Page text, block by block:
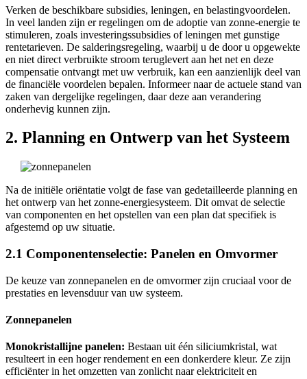
Verken de beschikbare subsidies, leningen, en belastingvoordelen.
In veel landen zijn er regelingen om de adoptie van zonne-energie te
stimuleren, zoals investeringssubsidies of leningen met gunstige
rentetarieven. De salderingsregeling, waarbij u de door u opgewekte
en niet direct verbruikte stroom teruglevert aan het net en deze
compensatie ontvangt met uw verbruik, kan een aanzienlijk deel van
de financiële voordelen bepalen. Informeer naar de actuele stand van
zaken van dergelijke regelingen, daar deze aan verandering
onderhevig kunnen zijn.
2. Planning en Ontwerp van het Systeem
Na de initiële oriëntatie volgt de fase van gedetailleerde planning en
het ontwerp van het zonne-energiesysteem. Dit omvat de selectie
van componenten en het opstellen van een plan dat specifiek is
afgestemd op uw situatie.
2.1 Componentenselectie: Panelen en Omvormer
De keuze van zonnepanelen en de omvormer zijn cruciaal voor de
prestaties en levensduur van uw systeem.
Zonnepanelen
Monokristallijne panelen: Bestaan uit één siliciumkristal, wat
resulteert in een hoger rendement en een donkerdere kleur. Ze zijn
efficiënter in het omzetten van zonlicht naar elektriciteit en